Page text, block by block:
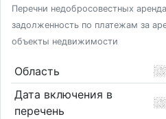
Перечни недобросовестных
задолженность по платежам за
объекты недвижимости
Область
Дата включения в
перечень